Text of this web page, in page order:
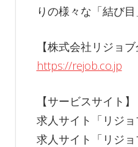
りの様々な「結び
【株式会社リジョ
https://rejob.co.jp
【サービスサイト】
求人サイト「リジ
求人サイト「リジ